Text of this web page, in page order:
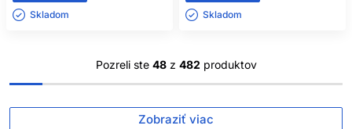
Skladom ㅤ Skladom ㅤ
Pozreli ste 48z 482 produktov
Zobraziť viac